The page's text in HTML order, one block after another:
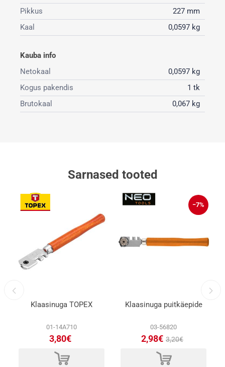
Pikkus
227 mm
Kaal
0,0597 kg
Kauba info
Netokaal
0,0597 kg
Kogus pakendis
1 tk
Brutokaal
0,067 kg
Sarnased tooted
Klaasinuga TOPEX
01-14A710
3,80€
d
−7%
Klaasinuga puitkäepide
03-56820
2,98€ 3,20€
d